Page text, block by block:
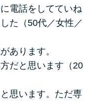
電話をしてていね
た（50代／女性／
あります。
だと思います（20
思います。ただ専